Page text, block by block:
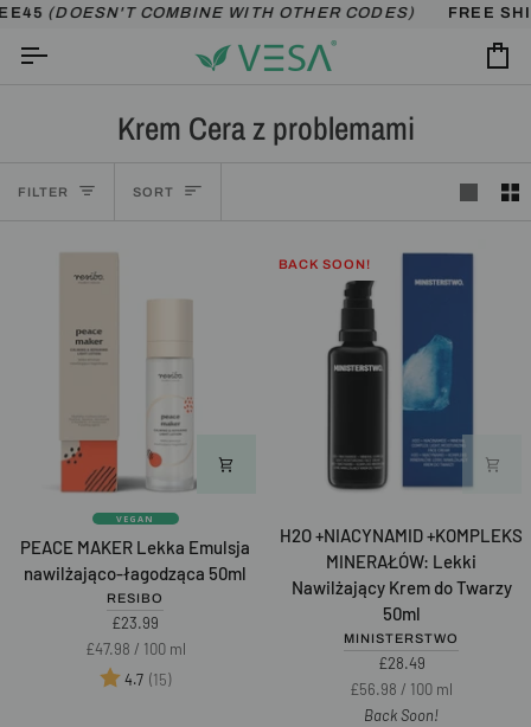
Skip
content
(DOESN'T COMBINE WITH OTHER CODES) FREE
Krem Cera z problemami
FILTER Sort
SORT
MAKER
Lekka
łagodząca
VEGAN
PEACE MAKER Lekka Emulsja
nawilżająco-łagodząca 50ml
RESIBO
£23.99
Unit
price
£47.98 /per
100 ml
Ocena:
4.7 (15)na 5 gwiazdek
BACK SOON!
H2O
+NIACYNAMID
+KOMPLEKS
MINERAŁÓW:
Nawilżający
H2O +NIACYNAMID +KOMPLEKS
MINERAŁÓW: Lekki
Nawilżający Krem do Twarzy
50ml
MINISTERSTWO
£28.49
Unit
price
£56.98/ per
100 ml
Back Soon!